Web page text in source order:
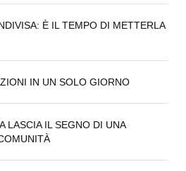
È IL TEMPO DI METTERLA
IN UN SOLO GIORNO
LASCIA IL SEGNO DI UNA